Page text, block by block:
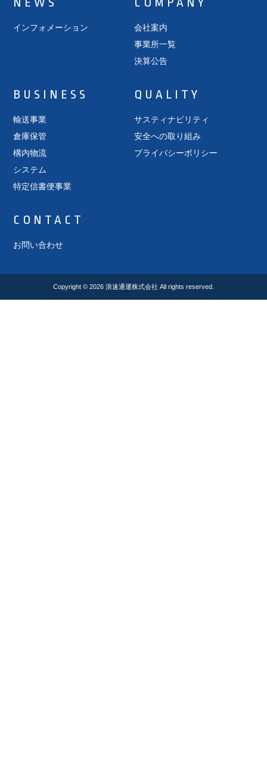
インフォメーション
会社案内
事業所一覧
決算公告
BUSINESS
輸送事業
倉庫保管
構内物流
システム
特定信書便事業
QUALITY
サスティナビリティ
安全への取り組み
プライバシーポリシー
CONTACT
お問い合わせ
Copyright © 2026 浪速通運株式会社 All rights reserved.